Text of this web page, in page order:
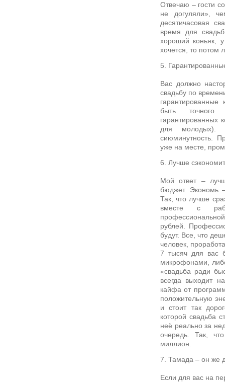
Отвечаю – гости
не догуляли»,
десятичасовая
время для
хороший коньяк,
хочется, то потом
5.
Вас должно
свадьбу по
быть точного
гарантированных
для молодых).
сиюминутность.
уже на месте,
6. Лучше
Мой ответ –
бюджет. Экономь
Так, что лучше
вместе с
рублей.
будут. Все, что
человек,
7 тысяч для вас
микрофонами,
«свадьба ради
всегда выходит
кайфа от
положительную
и стоит так
которой свадьба
неё реально за
очередь. Так,
миллион.
7. Тамада – он же
Если для вас на